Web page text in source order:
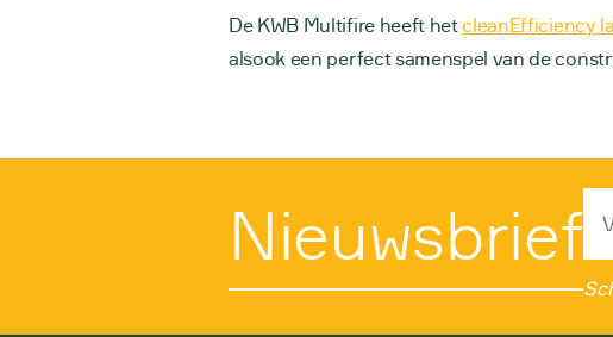
De KWB Multifire heeft hetcleanEfficiency
alsook een perfect samenspel van de
Nieuwsbrief